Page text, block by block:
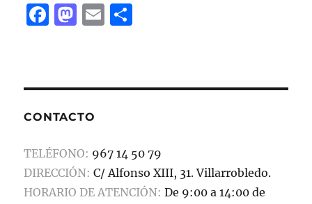
F
e
o
o
k
M
o
o
n
E
l
p
ir
CONTACTO
TELÉFONO: 967 14 50 79
DIRECCIÓN: C/ Alfonso XIII, 31. Villarrobledo.
HORARIO DE ATENCIÓN: De 9:00 a 14:00 de